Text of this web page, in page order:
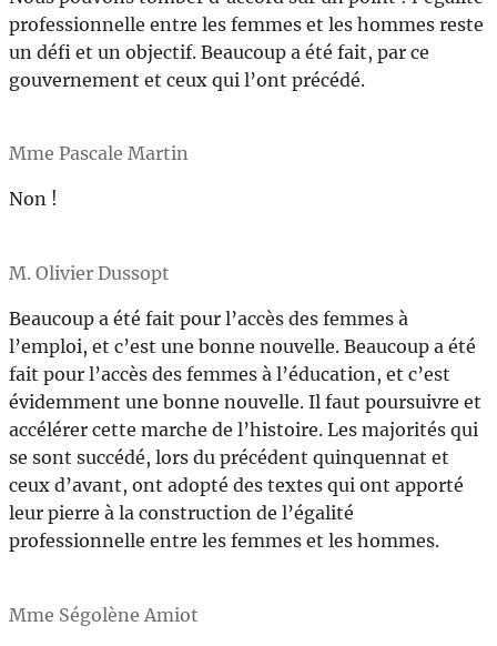
professionnelle entre les femmes et les hommes reste
un défi et un objectif. Beaucoup a été fait, par ce
gouvernement et ceux qui l’ont précédé.
Mme Pascale Martin
Non !
M. Olivier Dussopt
Beaucoup a été fait pour l’accès des femmes à
l’emploi, et c’est une bonne nouvelle. Beaucoup a été
fait pour l’accès des femmes à l’éducation, et c’est
évidemment une bonne nouvelle. Il faut poursuivre et
accélérer cette marche de l’histoire. Les majorités qui
se sont succédé, lors du précédent quinquennat et
ceux d’avant, ont adopté des textes qui ont apporté
leur pierre à la construction de l’égalité
professionnelle entre les femmes et les hommes.
Mme Ségolène Amiot